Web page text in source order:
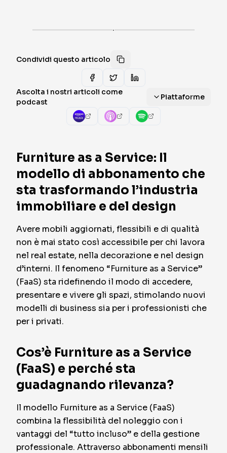
·
Condividi questo articolo
Ascolta i nostri articoli come
podcast
Piattaforme
Furniture as a Service: Il
modello di abbonamento che
sta trasformando l’industria
immobiliare e del design
Avere mobili aggiornati, flessibili e di qualità
non è mai stato così accessibile per chi lavora
nel real estate, nella decorazione e nel design
d’interni. Il fenomeno “Furniture as a Service”
(FaaS) sta ridefinendo il modo di accedere,
presentare e vivere gli spazi, stimolando nuovi
modelli di business sia per i professionisti che
per i privati.
Cos’è Furniture as a Service
(FaaS) e perché sta
guadagnando rilevanza?
Il modello Furniture as a Service (FaaS)
combina la flessibilità del noleggio con i
vantaggi del “tutto incluso” e della gestione
professionale. Attraverso abbonamenti mensili